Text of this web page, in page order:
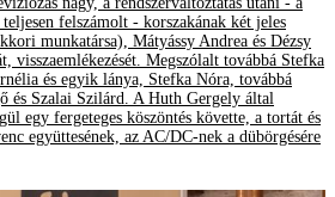
felszámolt - korszakának két jeles
munkatársa), Mátyássy Andrea és Dézsy
visszaemlékezését. Megszólalt továbbá Stefka
és egyik lánya, Stefka Nóra, továbbá
és Szalai Szilárd. A Huth Gergely által
egy fergeteges köszöntés követte, a tortát és
együttesének, az AC/DC-nek a dübörgésére